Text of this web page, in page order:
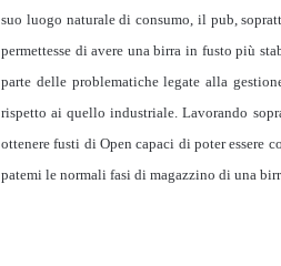
suo luogo naturale di consumo, il pub,
permettesse di avere una birra in fusto più
parte delle problematiche legate alla
rispetto ai quello industriale. Lavorando
ottenere fusti di Open capaci di poter essere
patemi le normali fasi di magazzino di una